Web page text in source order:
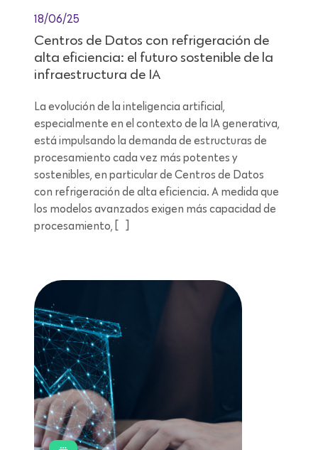
18/06/25
Centros de Datos con refrigeración de
alta eficiencia: el futuro sostenible de la
infraestructura de IA
La evolución de la inteligencia artificial,
especialmente en el contexto de la IA generativa,
está impulsando la demanda de estructuras de
procesamiento cada vez más potentes y
sostenibles, en particular de Centros de Datos
con refrigeración de alta eficiencia. A medida que
los modelos avanzados exigen más capacidad de
procesamiento, […]